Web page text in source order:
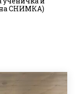
СНИМКА)